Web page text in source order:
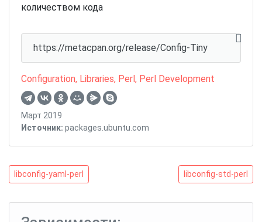
количеством кода
https://metacpan.org/release/Config-Tiny
Configuration, Libraries, Perl, Perl Development
Март 2019
Источник: packages.ubuntu.com
Навигация
записям
libconfig-
yaml-
perl
libconfig-yaml-perl
libconfig-
std-
perl
libconfig-std-perl